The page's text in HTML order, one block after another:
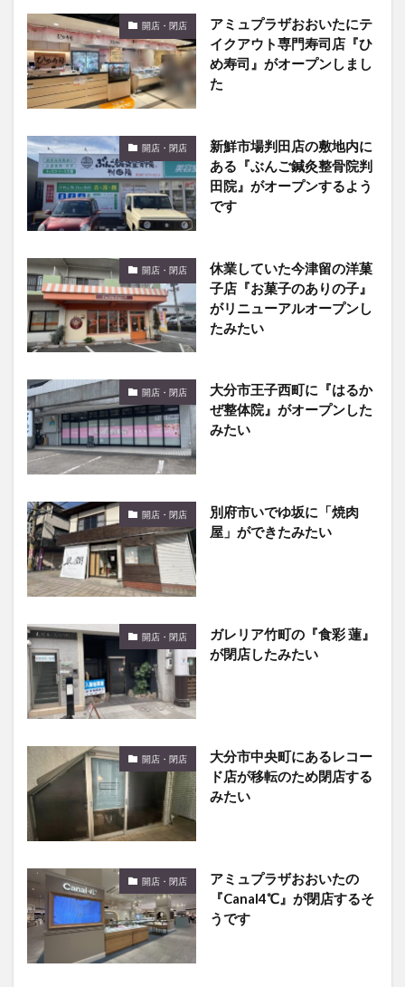
開店・閉店
アミュプラザおおいたにテ
イクアウト専門寿司店『ひ
め寿司』がオープンしまし
た
開店・閉店
新鮮市場判田店の敷地内に
ある『ぶんご鍼灸整骨院判
田院』がオープンするよう
です
開店・閉店
休業していた今津留の洋菓
子店『お菓子のありの子』
がリニューアルオープンし
たみたい
開店・閉店
大分市王子西町に『はるか
ぜ整体院』がオープンした
みたい
開店・閉店
別府市いでゆ坂に「焼肉
屋」ができたみたい
開店・閉店
ガレリア竹町の『食彩 蓮』
が閉店したみたい
開店・閉店
大分市中央町にあるレコー
ド店が移転のため閉店する
みたい
開店・閉店
アミュプラザおおいたの
『Canal4℃』が閉店するそ
うです